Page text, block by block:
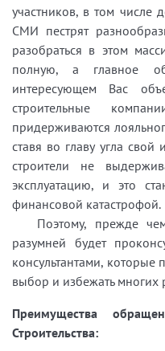
участников, в том числе
СМИ пестрят
разобраться в этом
полную, а главное
интересующем Вас
строительные
придерживаются
ставя во главу угла свой
строители не
эксплуатацию, и это
финансовой катастрофой.
Поэтому, прежде
разумней будет
консультантами, которые
выбор и избежать многих
Преимущества
Строительства: